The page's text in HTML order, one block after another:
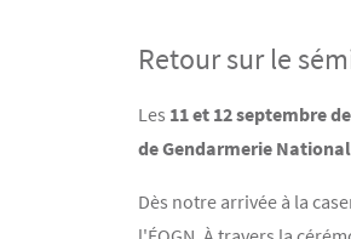
Retour sur le
Texte
Les 11 et 12 septembre
de Gendarmerie
Dès notre arrivée à la